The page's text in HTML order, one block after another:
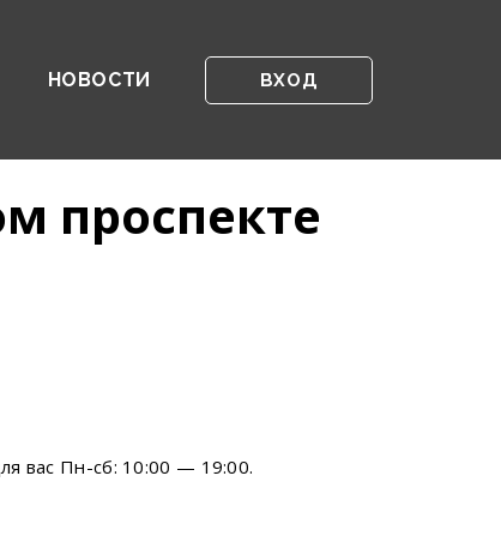
НОВОСТИ ВХОД
проспекте
вас Пн-сб: 10:00 — 19:00.